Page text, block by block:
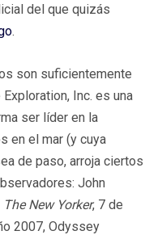
del que quizás
.
son suficientemente
Inc. es una
ser líder en la
en el mar (y cuya
de paso, arroja ciertos
John
The New Yorker, 7 de
2007, Odyssey